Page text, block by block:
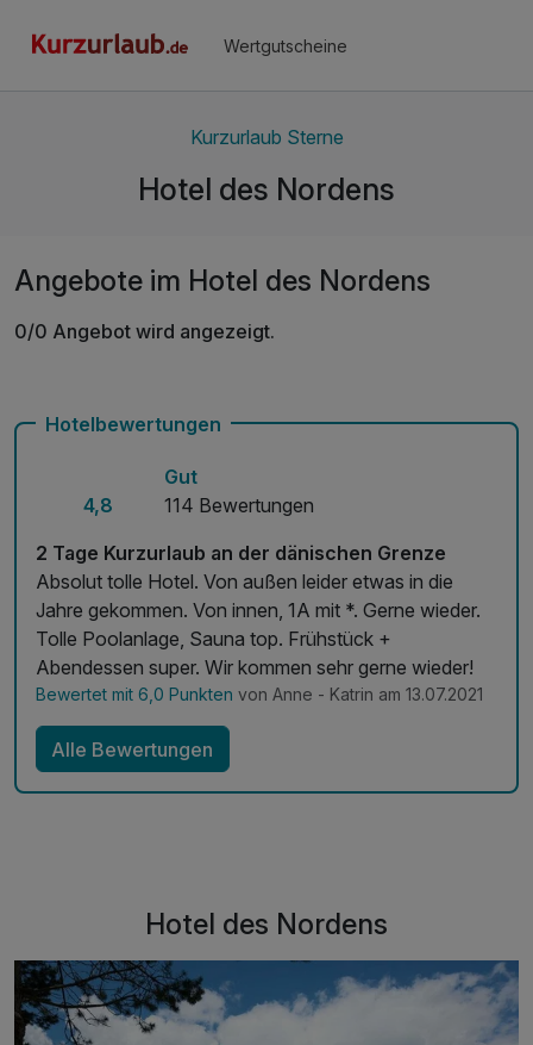
Wertgutscheine
Kurzurlaub Sterne
Hotel des Nordens
Angebote im Hotel des Nordens
0/0 Angebot wird angezeigt.
Hotelbewertungen
4,8
Gut
114 Bewertungen
2 Tage Kurzurlaub an der dänischen Grenze
Absolut tolle Hotel. Von außen leider etwas in die
Jahre gekommen. Von innen, 1A mit *. Gerne wieder.
Tolle Poolanlage, Sauna top. Frühstück +
Abendessen super. Wir kommen sehr gerne wieder!
Bewertet mit 6,0 Punkten von Anne - Katrin am 13.07.2021
Alle Bewertungen
Hotel des Nordens